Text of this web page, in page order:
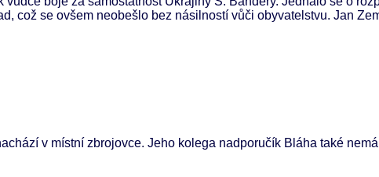
což se ovšem neobešlo bez násilností vůči obyvatelstvu. Jan
v místní zbrojovce. Jeho kolega nadporučík Bláha také